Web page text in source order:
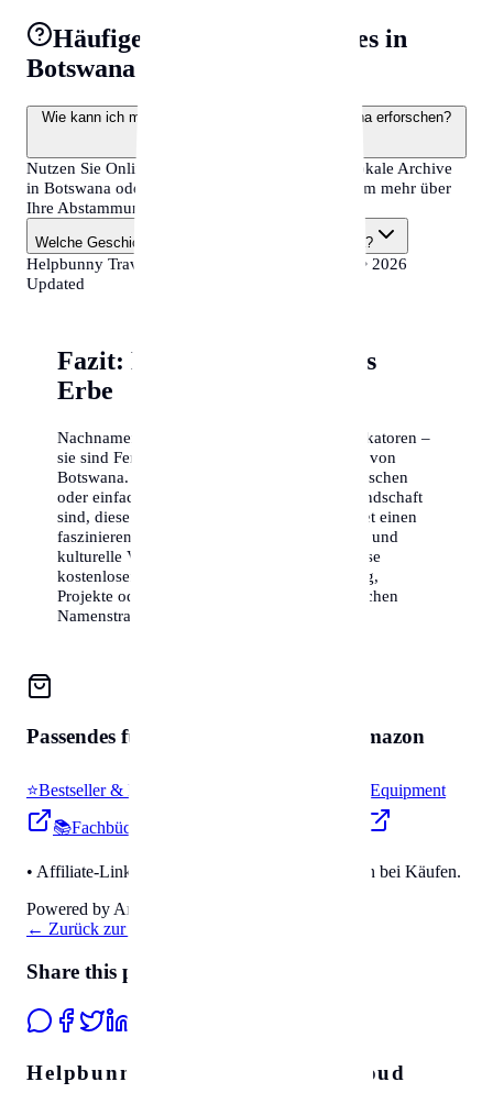
Häufige Fragen zu surnames in
Botswana
Wie kann ich meine familiären Wurzeln in Botswana erforschen?
Nutzen Sie Online-Datenbanken, besuchen Sie lokale Archive
in Botswana oder machen Sie einen DNA-Test, um mehr über
Ihre Abstammung zu erfahren.
Welche Geschichte haben Nachnamen in Botswana?
Helpbunny Travel Guide •
• 2026
Updated
Fazit: Namen als kulturelles
Erbe
Nachnamen sind weit mehr als bloße Identifikatoren –
sie sind Fenster in die Geschichte und Kultur von
Botswana. Ob Sie Ihre eigenen Wurzeln erforschen
oder einfach nur neugierig auf die Namenslandschaft
sind, diese Liste der Top 50 Nachnamen bietet einen
faszinierenden Einblick in die demografische und
kulturelle Vielfalt des Landes. Nutzen Sie diese
kostenlosen Informationen für Ihre Forschung,
Projekte oder einfach aus Interesse an der reichen
Namenstradition.
Passendes für auf Amazon
⭐Bestseller & Favoriten
Profi-Werkzeug & Equipment
📚Fachbücher & Guides
• Affiliate-Link: Wir erhalten eine kleine Provision bei Käufen.
Powered by Amazon 🛒
← Zurück zur Übersicht
Share this page
Helpbunny.com Travel SEO Cloud